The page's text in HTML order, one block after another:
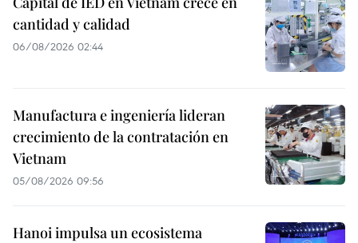
cantidad y calidad
06/08/2026 02:44
Manufactura e ingeniería lideran
crecimiento de la contratación en
Vietnam
05/08/2026 09:56
Hanoi impulsa un ecosistema